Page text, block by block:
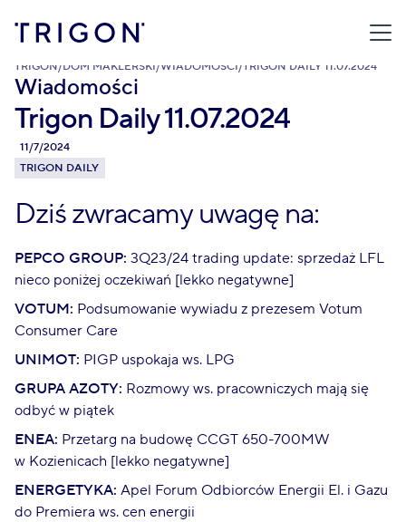
TRIGON/DOM MAKLERSKI/WIADOMOŚCI/ TRIGON DAILY 11.07.2024
Wiadomości
Trigon Daily 11.07.2024
11/7/2024
TRIGON DAILY
Dziś zwracamy uwagę na:
PEPCO GROUP: 3Q23/24 trading update: sprzedaż LFL
nieco poniżej oczekiwań [lekko negatywne]
VOTUM: Podsumowanie wywiadu z prezesem Votum
Consumer Care
UNIMOT: PIGP uspokaja ws. LPG
GRUPA AZOTY: Rozmowy ws. pracowniczych mają się
odbyć w piątek
ENEA: Przetarg na budowę CCGT 650-700MW
w Kozienicach [lekko negatywne]
ENERGETYKA: Apel Forum Odbiorców Energii El. i Gazu
do Premiera ws. cen energii